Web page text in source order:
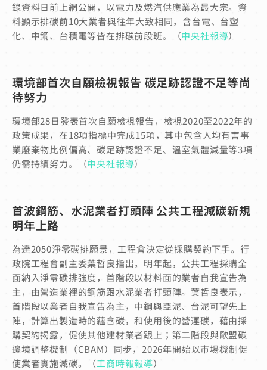
錄資料日前上網公開，以電力及燃汽供應業為最大宗。資
料顯示排碳前10大業者與往年大致相同，含台電、台塑
化、中鋼、台積電等皆在排碳前段班。（中央社報導）
環境部首次自願檢視報告 碳足跡認證不足等尚
待努力
環境部28日發表首次自願檢視報告，檢視2020至2022年的
政策成果，在18項指標中完成15項，其中包含人均有害事
業廢棄物比例偏高、碳足跡認證不足、溫室氣體減量等3項
仍需持續努力。（中央社報導）
首波鋼筋、水泥業者打頭陣 公共工程減碳新規
明年上路
為達2050淨零碳排願景，工程會決定從採購契約下手。行
政院工程會副主委葉哲良指出，明年起，公共工程採購全
面納入淨零碳排強度，首階段以材料面的業者自我宣告為
主，由營造業裡的鋼筋跟水泥業者打頭陣。葉哲良表示，
首階段以業者自我宣告為主，中鋼與亞泥、台泥可望先上
陣，計算出製造時的蘊含碳，和使用後的營運碳，藉由採
購契約揭露，促使其他建材業者跟上；第二階段與歐盟碳
邊境調整機制（CBAM）同步，2026年開始以市場機制促
使業者實施減碳。（工商時報報導）